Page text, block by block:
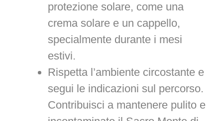
protezione solare, come una
crema solare e un cappello,
specialmente durante i mesi
estivi.
Rispetta l’ambiente circostante e
segui le indicazioni sul percorso.
Contribuisci a mantenere pulito e